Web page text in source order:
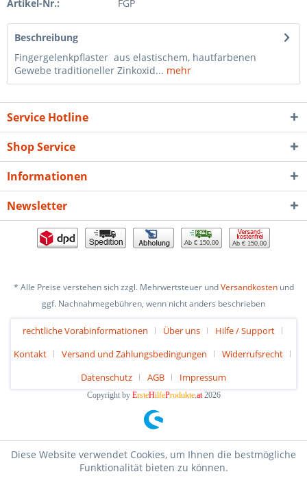
Artikel-Nr.: FGP
Beschreibung
Fingergelenkpflaster aus elastischem, hautfarbenen
Gewebe traditioneller Zinkoxid... mehr
Service Hotline
Shop Service
Informationen
Newsletter
Ab € 150,00 Ab € 150,00
* Alle Preise verstehen sich zzgl. Mehrwertsteuer undVersandkostenund
ggf. Nachnahmegebühren, wenn nicht anders beschrieben
rechtliche Vorabinformationen Über uns
Hilfe / Support
Kontakt
Versand und Zahlungsbedingungen
Widerrufsrecht
Datenschutz
AGB Impressum
Copyright by ErsteHilfeProdukte.at2026
Diese Website verwendet Cookies, um Ihnen die bestmögliche
Funktionalität bieten zu können.